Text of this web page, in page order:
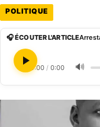
POLITIQUE
🎧 ÉCOUTER L'ARTICLE
0:00 / 0:00 🔊